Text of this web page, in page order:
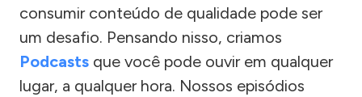
consumir conteúdo de qualidade pode ser
um desafio. Pensando nisso, criamos
Podcasts que você pode ouvir em qualquer
lugar, a qualquer hora. Nossos episódios